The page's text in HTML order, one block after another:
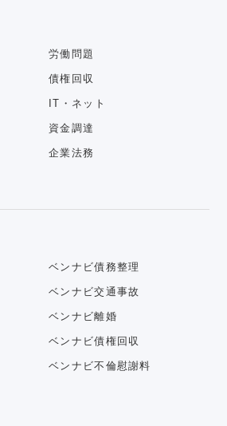
労働問題
債権回収
IT・ネット
資金調達
企業法務
ベンナビ債務整理
ベンナビ交通事故
ベンナビ離婚
ベンナビ債権回収
ベンナビ不倫慰謝料